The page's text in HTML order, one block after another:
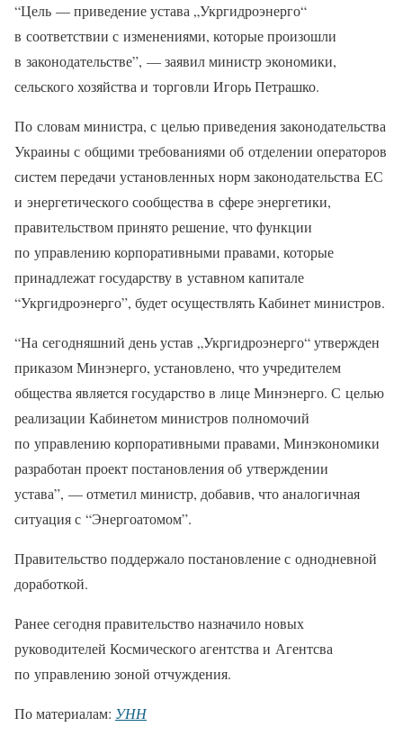
“Цель — приведение устава „Укргидроэнерго“
в соответствии с изменениями, которые произошли
в законодательстве”, — заявил министр экономики,
сельского хозяйства и торговли Игорь Петрашко.
По словам министра, с целью приведения законодательства
Украины с общими требованиями об отделении операторов
систем передачи установленных норм законодательства ЕС
и энергетического сообщества в сфере энергетики,
правительством принято решение, что функции
по управлению корпоративными правами, которые
принадлежат государству в уставном капитале
“Укргидроэнерго”, будет осуществлять Кабинет министров.
“На сегодняшний день устав „Укргидроэнерго“ утвержден
приказом Минэнерго, установлено, что учредителем
общества является государство в лице Минэнерго. С целью
реализации Кабинетом министров полномочий
по управлению корпоративными правами, Минэкономики
разработан проект постановления об утверждении
устава”, — отметил министр, добавив, что аналогичная
ситуация с “Энергоатомом”.
Правительство поддержало постановление с однодневной
доработкой.
Ранее сегодня правительство назначило новых
руководителей Космического агентства и Агентсва
по управлению зоной отчуждения.
По материалам: УНН